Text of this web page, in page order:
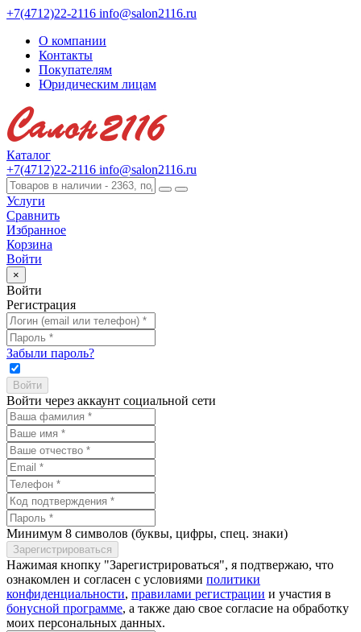
+7(4712)22-2116 info@salon2116.ru
О компании
Контакты
Покупателям
Юридическим лицам
Каталог
+7(4712)22-2116 info@salon2116.ru
Услуги
Сравнить
Избранное
Корзина
Войти
×
Войти
Регистрация
Забыли пароль?
Войти через аккаунт социальной сети
Минимум 8 символов (буквы, цифры, спец. знаки)
Нажимая кнопку "Зарегистрироваться", я подтвержаю, что
ознакомлен и согласен с условиями политики
конфиденциальности, правилами регистрации и участия в
бонусной программе, а также даю свое согласие на обработку
моих персональных данных.